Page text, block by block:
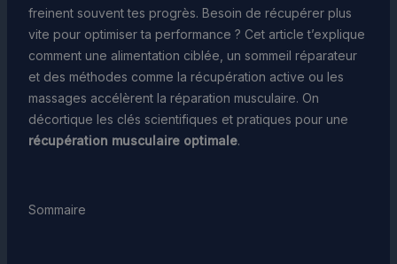
freinent souvent tes progrès. Besoin de récupérer plus
vite pour optimiser ta performance ? Cet article t’explique
comment une alimentation ciblée, un sommeil réparateur
et des méthodes comme la récupération active ou les
massages accélèrent la réparation musculaire. On
décortique les clés scientifiques et pratiques pour une
récupération musculaire optimale.
Sommaire